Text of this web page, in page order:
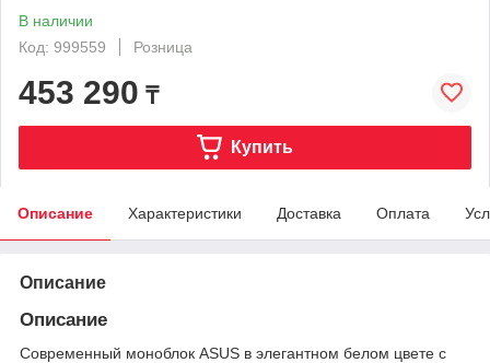
В наличии
Код: 999559
Розница
453 290 ₸
Купить
Описание Характеристики Доставка Оплата
Описание
Описание
Современный моноблок ASUS в элегантном белом цвете с